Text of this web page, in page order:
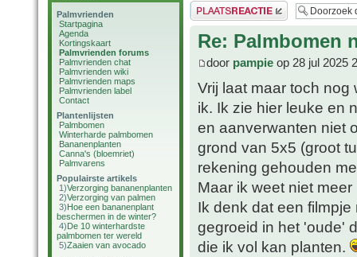
Palmvrienden
Startpagina
Agenda
Kortingskaart
Palmvrienden forums
Palmvrienden chat
Palmvrienden wiki
Palmvrienden maps
Palmvrienden label
Contact
Plantenlijsten
Palmbomen
Winterharde palmbomen
Bananenplanten
Canna's (bloemriet)
Palmvarens
Populairste artikels
1)Verzorging bananenplanten
2)Verzorging van palmen
3)Hoe een bananenplant
beschermen in de winter?
4)De 10 winterhardste
palmbomen ter wereld
5)Zaaien van avocado
Plaats een reactie
Re: Palmbomen
door pampie op 28 jul 2025
Vrij laat maar toch
ik. Ik zie hier leuke en
en aanverwanten niet
grond van 5x5 (groot
rekening gehouden
Maar ik weet niet
Ik denk dat een
gegroeid in het 'oude'
die ik vol kan planten.